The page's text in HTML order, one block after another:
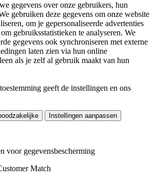
gegevens over onze gebruikers, hun
gebruiken deze gegevens om onze website
om je gepersonaliseerde advertenties
gebruiksstatistieken te analyseren. We
gegevens ook synchroniseren met externe
laten zien via hun online
als je zelf al gebruik maakt van hun
geeft de instellingen en ons
Instellingen aanpassen
voor gegevensbescherming
Match